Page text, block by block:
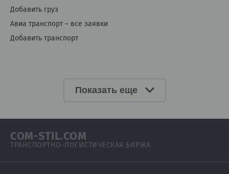
Добавить груз
Авиа транспорт – все заявки
Добавить транспорт
Показать еще
COM-STIL.COM
ТРАНСПОРТНО-ЛОГИСТИЧЕСКАЯ БИРЖА